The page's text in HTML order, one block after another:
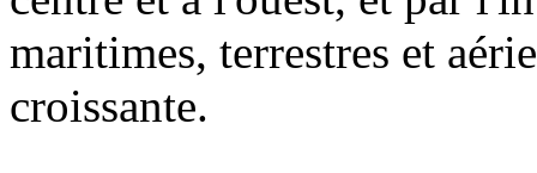
maritimes, terrestres et
croissante.